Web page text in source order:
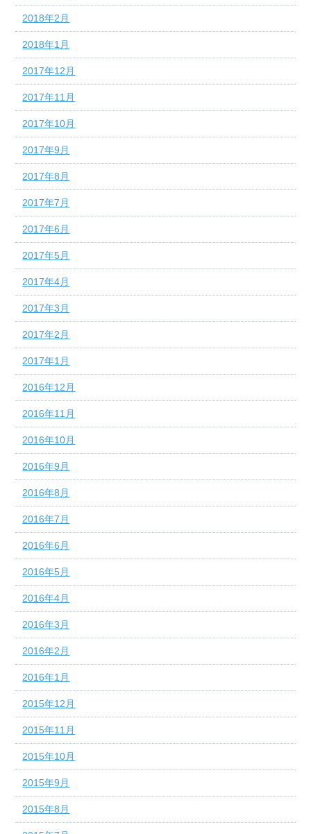
2018年2月
2018年1月
2017年12月
2017年11月
2017年10月
2017年9月
2017年8月
2017年7月
2017年6月
2017年5月
2017年4月
2017年3月
2017年2月
2017年1月
2016年12月
2016年11月
2016年10月
2016年9月
2016年8月
2016年7月
2016年6月
2016年5月
2016年4月
2016年3月
2016年2月
2016年1月
2015年12月
2015年11月
2015年10月
2015年9月
2015年8月